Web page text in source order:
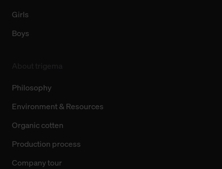
Girls
Boys
Philosophy
Environment & Resources
Organic cotten
Production process
Company tour